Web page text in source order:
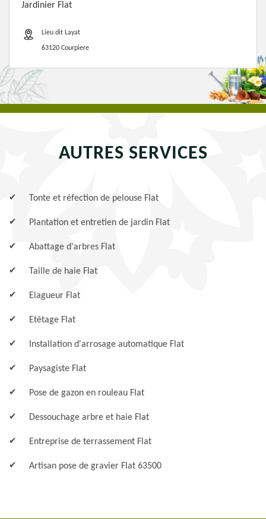
Jardinier Flat
Lieu dit Layat
63120 Courpiere
AUTRES SERVICES
Tonte et réfection de pelouse Flat
Plantation et entretien de jardin Flat
Abattage d'arbres Flat
Taille de haie Flat
Elagueur Flat
Etêtage Flat
Installation d'arrosage automatique Flat
Paysagiste Flat
Pose de gazon en rouleau Flat
Dessouchage arbre et haie Flat
Entreprise de terrassement Flat
Artisan pose de gravier Flat 63500